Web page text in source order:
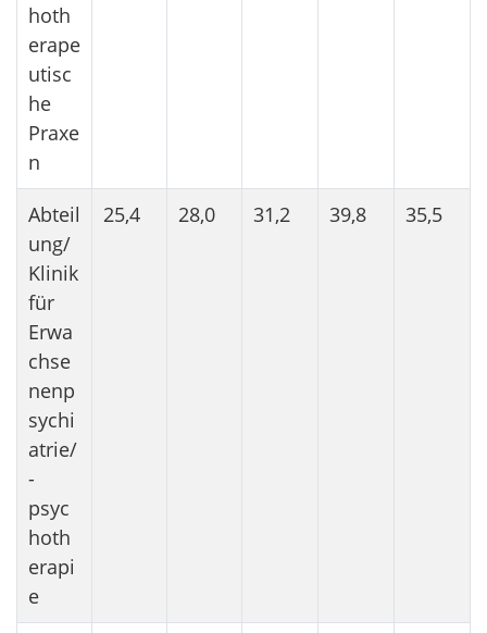
hoth
erape
utisc
he
Praxe
n
Abteil
ung/
Klinik
für
Erwa
chse
nenp
sychi
atrie/
-
psyc
hoth
erapi
e
25,4 28,0 31,2 39,8 35,5